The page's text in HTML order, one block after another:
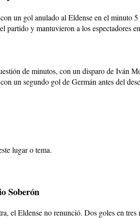
un gol anulado al Eldense en el
partido y mantuvieron a los espectadores
de minutos, con un disparo de Iván
un segundo gol de Germán antes del
lugar o tema.
Soberón
el Eldense no renunció. Dos goles en